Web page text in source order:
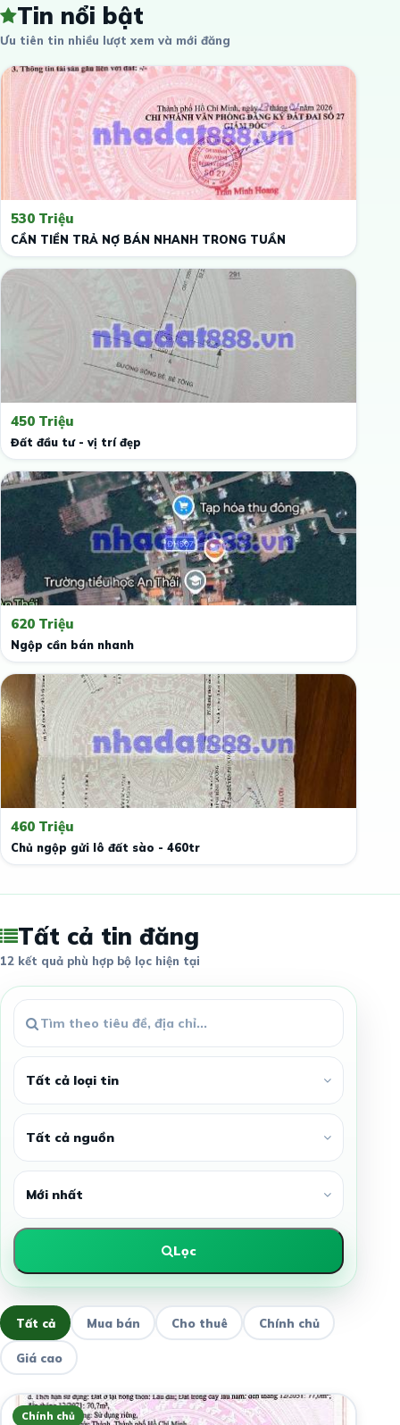
Tin nổi bật
Ưu tiên tin nhiều lượt xem và mới đăng
530 Triệu
CẦN TIỀN TRẢ NỢ BÁN NHANH TRONG TUẦN
450 Triệu
Đất đầu tư - vị trí đẹp
620 Triệu
Ngộp cần bán nhanh
460 Triệu
Chủ ngộp gửi lô đất sào - 460tr
Tất cả tin đăng
12 kết quả phù hợp bộ lọc hiện tại
Lọc
Tất cả Mua bán Cho thuê Chính chủ
Giá cao
Chính chủ